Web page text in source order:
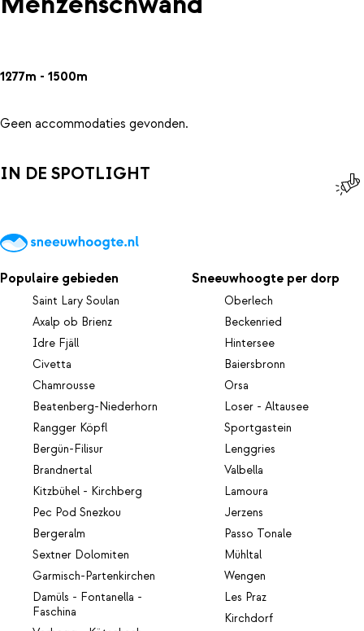
1277m - 1500m
Geen accommodaties gevonden.
IN DE SPOTLIGHT
Populaire gebieden
Saint Lary Soulan
Axalp ob Brienz
Idre Fjäll
Civetta
Chamrousse
Beatenberg-Niederhorn
Rangger Köpfl
Bergün-Filisur
Brandnertal
Kitzbühel - Kirchberg
Pec Pod Snezkou
Bergeralm
Sextner Dolomiten
Garmisch-Partenkirchen
Damüls - Fontanella -
Faschina
Sneeuwhoogte per dorp
Oberlech
Beckenried
Hintersee
Baiersbronn
Orsa
Loser - Altausee
Sportgastein
Lenggries
Valbella
Lamoura
Jerzens
Passo Tonale
Mühltal
Wengen
Les Praz
Kirchdorf